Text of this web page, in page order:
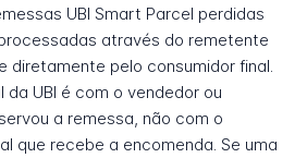
UBI Smart Parcel perdidas
através do remetente
diretamente pelo consumidor final.
UBI é com o vendedor ou
a remessa, não com o
que recebe a encomenda. Se uma